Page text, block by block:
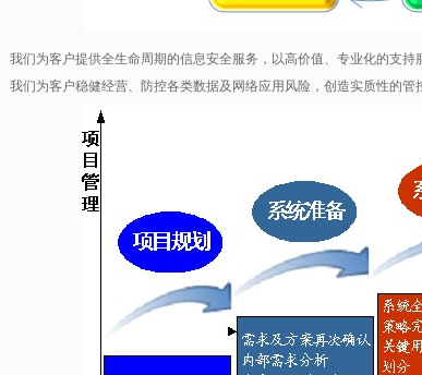
我们为客户提供全生命周期的信息安全服务，以高价值、专业化的支持
我们为客户稳健经营、防控各类数据及网络应用风险，创造实质性的管